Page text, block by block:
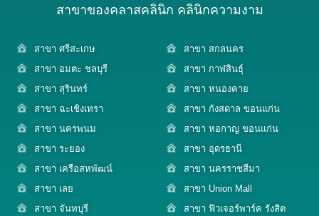
สาขาของคลาสคลินิก คลินิกความงาม
สาขา ศรีสะเกษ
สาขา อมตะ ชลบุรี
สาขา สุรินทร์
สาขา ฉะเชิงเทรา
สาขา นครพนม
สาขา ระยอง
สาขา เครือสหพัฒน์
สาขา เลย
สาขา จันทบุรี
สาขา สกลนคร
สาขา กาฬสินธุ์
สาขา หนองคาย
สาขา กังสดาล ขอนแก่น
สาขา หอกาญ ขอนแก่น
สาขา อุดรธานี
สาขา นครราชสีมา
สาขา Union Mall
สาขา ฟิวเจอร์พาร์ค รังสิต